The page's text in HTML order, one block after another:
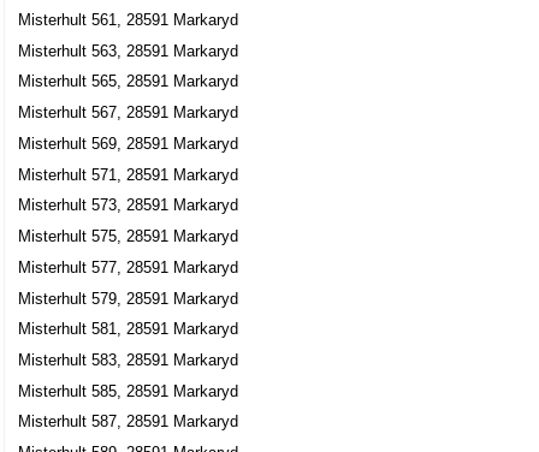
Misterhult 561, 28591 Markaryd
Misterhult 563, 28591 Markaryd
Misterhult 565, 28591 Markaryd
Misterhult 567, 28591 Markaryd
Misterhult 569, 28591 Markaryd
Misterhult 571, 28591 Markaryd
Misterhult 573, 28591 Markaryd
Misterhult 575, 28591 Markaryd
Misterhult 577, 28591 Markaryd
Misterhult 579, 28591 Markaryd
Misterhult 581, 28591 Markaryd
Misterhult 583, 28591 Markaryd
Misterhult 585, 28591 Markaryd
Misterhult 587, 28591 Markaryd